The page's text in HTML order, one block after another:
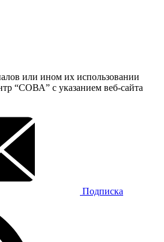
или ином их использовании
“СОВА” с указанием веб-сайта
Подписка